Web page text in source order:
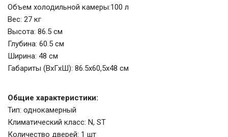
Объем холодильной камеры:100 л
Вес: 27 кг
Высота: 86.5 см
Глубина: 60.5 см
Ширина: 48 см
Габариты (ВхГхШ): 86.5х60,5х48 см
Общие характеристики:
Тип: однокамерный
Климатический класс: N, ST
Количество дверей: 1 шт